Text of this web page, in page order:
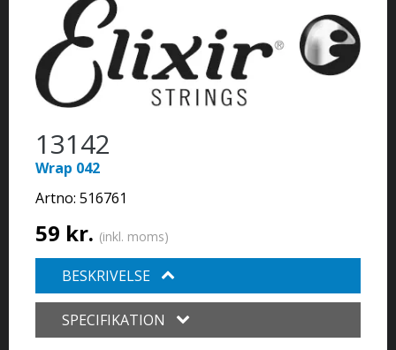
13142
Wrap 042
Artno: 516761
59 kr. (inkl. moms)
BESKRIVELSE
SPECIFIKATION